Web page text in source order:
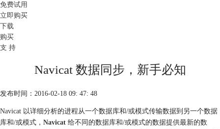
免费试用
立即购买
下载
购买
支 持
Navicat 数据同步，新手必知
发布时间：2016-02-18 09: 47: 48
Navicat 以详细分析的进程从一个数据库和/或模式传输数据到另一个数据
库和/或模式， Navicat 给不同的数据库和/或模式的数据提供最新的数